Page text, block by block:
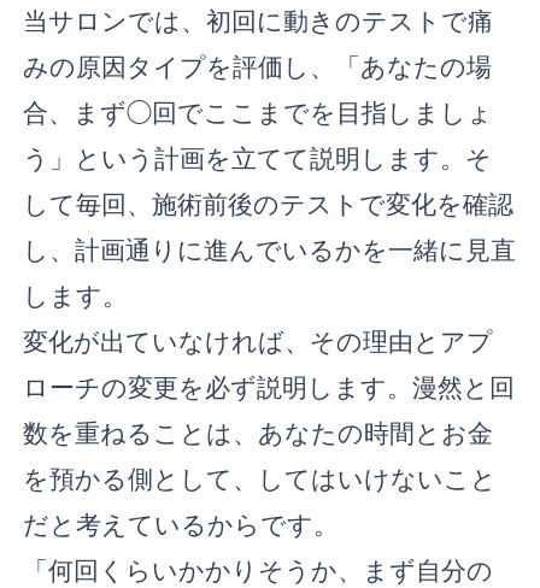
当サロンでは、初回に動きのテストで痛
みの原因タイプを評価し、「あなたの場
合、まず◯回でここまでを目指しましょ
う」という計画を立てて説明します。そ
して毎回、施術前後のテストで変化を確認
し、計画通りに進んでいるかを一緒に見直
します。
変化が出ていなければ、その理由とアプ
ローチの変更を必ず説明します。漫然と回
数を重ねることは、あなたの時間とお金
を預かる側として、してはいけないこと
だと考えているからです。
「何回くらいかかりそうか、まず自分の